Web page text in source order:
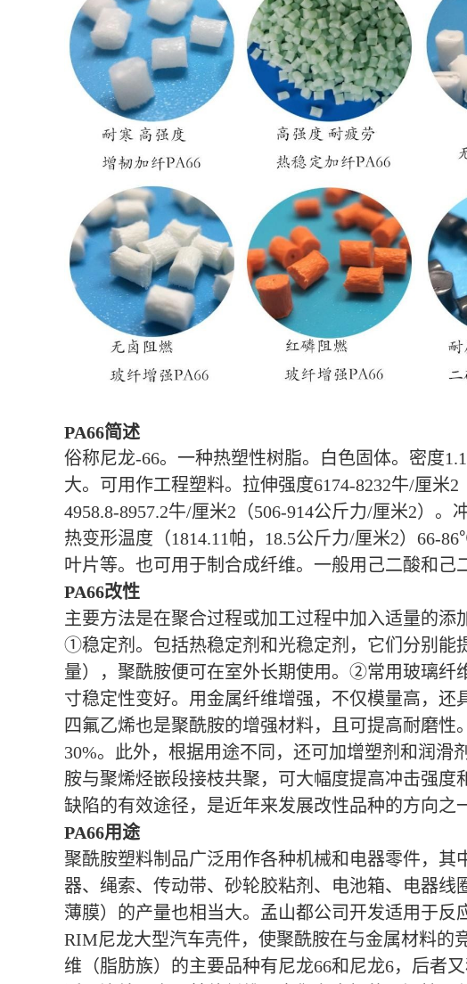
PA66简述
俗称尼龙-66。一种热塑性树脂。白色固体。密度
大。可用作工程塑料。拉伸强度6174-8232牛/厘米
4958.8-8957.2牛/厘米2（506-914公斤力/厘米2）。
热变形温度（1814.11帕，18.5公斤力/厘米2）66-
叶片等。也可用于制合成纤维。一般用己二酸和己
PA66改性
主要方法是在聚合过程或加工过程中加入适量的添
①稳定剂。包括热稳定剂和光稳定剂，它们分别能
量），聚酰胺便可在室外长期使用。②常用玻璃纤
寸稳定性变好。用金属纤维增强，不仅模量高，
四氟乙烯也是聚酰胺的增强材料，且可提高耐磨
30%。此外，根据用途不同，还可加增塑剂和润
胺与聚烯烃嵌段接枝共聚，可大幅度提高冲击强
缺陷的有效途径，是近年来发展改性品种的方向之
PA66用途
聚酰胺塑料制品广泛用作各种机械和电器零件，
器、绳索、传动带、砂轮胶粘剂、电池箱、电器
薄膜）的产量也相当大。孟山都公司开发适用于
RIM尼龙大型汽车壳件，使聚酰胺在与金属材料的
维（脂肪族）的主要品种有尼龙66和尼龙6，后者